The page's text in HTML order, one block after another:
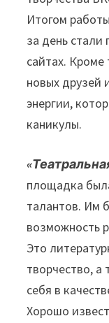
Итогом
за день
сайтах.
новых друзей
энергии,
каникулы.
площадка
талантов. Им
возможность
Это
творчество, а
себя в
Хорошо